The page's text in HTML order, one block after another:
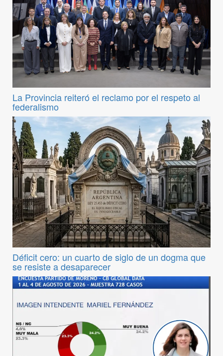
La Provincia reiteró el reclamo por el respeto al
federalismo
Déficit cero: un cuarto de siglo de un dogma que
se resiste a desaparecer